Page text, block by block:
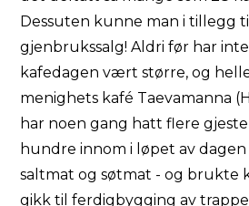
Dessuten kunne man i tillegg
gjenbrukssalg! Aldri før har
kafedagen vært større, og
menighets kafé Taevamanna
har noen gang hatt flere
hundre innom i løpet av
saltmat og søtmat - og brukte
gikk til ferdigbygging av